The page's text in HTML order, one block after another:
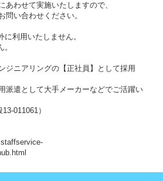
あわせて実施いたしますので、
問い合わせください。
利用いたしません。
ジニアリングの【正社員】として採用
派遣として大手メーカーなどでご活躍い
011061）